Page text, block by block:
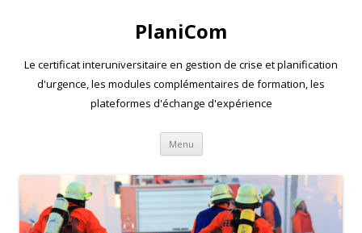
PlaniCom
Le certificat interuniversitaire en gestion de crise et planification
d'urgence, les modules complémentaires de formation, les
plateformes d'échange d'expérience
Menu Aller
contenu